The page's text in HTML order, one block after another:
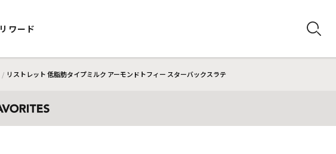
リワード
リストレット 低脂肪タイプミルク アーモンドトフィー スターバックスラテ